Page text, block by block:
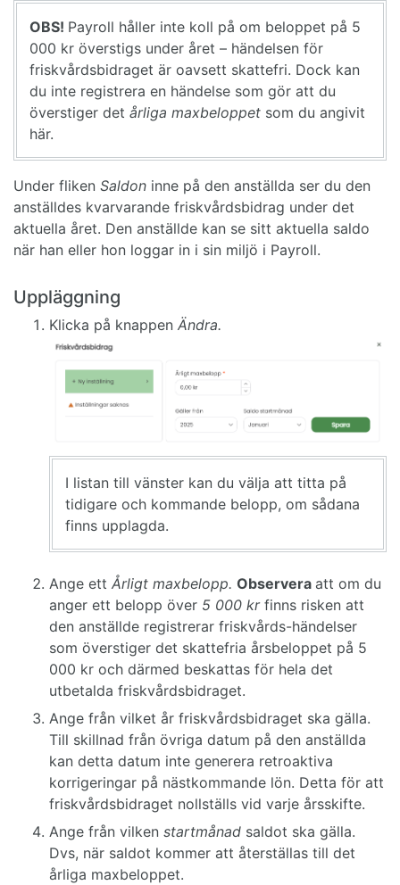
OBS! Payroll håller inte koll på om beloppet på 5
000 kr överstigs under året – händelsen för
friskvårdsbidraget är oavsett skattefri. Dock kan
du inte registrera en händelse som gör att du
överstiger det årliga maxbeloppet som du angivit
här.
Under fliken Saldon inne på den anställda ser du den
anställdes kvarvarande friskvårdsbidrag under det
aktuella året. Den anställde kan se sitt aktuella saldo
när han eller hon loggar in i sin miljö i Payroll.
Uppläggning
Klicka på knappen Ändra.
I listan till vänster kan du välja att titta på
tidigare och kommande belopp, om sådana
finns upplagda.
Ange ett Årligt maxbelopp. Observera att om du
anger ett belopp över 5 000 kr finns risken att
den anställde registrerar friskvårds-händelser
som överstiger det skattefria årsbeloppet på 5
000 kr och därmed beskattas för hela det
utbetalda friskvårdsbidraget.
Ange från vilket år friskvårdsbidraget ska gälla.
Till skillnad från övriga datum på den anställda
kan detta datum inte generera retroaktiva
korrigeringar på nästkommande lön. Detta för att
friskvårdsbidraget nollställs vid varje årsskifte.
Ange från vilken startmånad saldot ska gälla.
Dvs, när saldot kommer att återställas till det
årliga maxbeloppet.